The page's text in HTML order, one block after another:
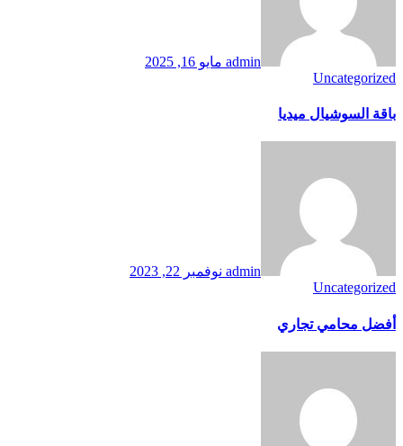
admin مايو 16, 2025
Uncategorized
باقة السوشيال ميديا
admin نوفمبر 22, 2023
Uncategorized
أفضل محامي تجاري